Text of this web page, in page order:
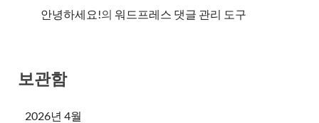
안녕하세요!의 워드프레스 댓글 관리 도구
보관함
2026년 4월